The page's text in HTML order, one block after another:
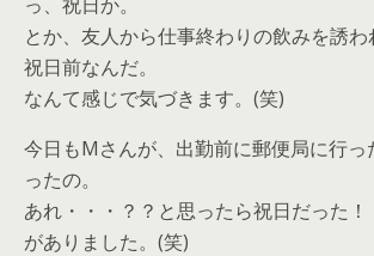
とか、友人から仕事終わりの飲みを誘わ
祝日前なんだ。
なんて感じで気づきます。(笑)
今日もMさんが、出勤前に郵便局に行っ
ったの。
あれ・・・？？と思ったら祝日だった
がありました。(笑)